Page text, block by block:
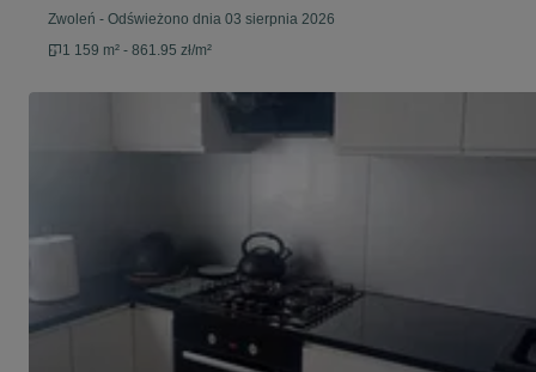
Zwoleń - Odświeżono dnia 03 sierpnia 2026
1 159 m² - 861.95 zł/m²